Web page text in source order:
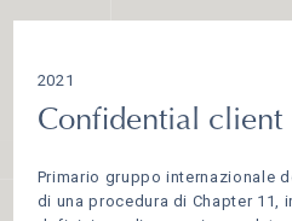
2021
Confidential client
Primario gruppo internazionale
di una procedura di Chapter 11,